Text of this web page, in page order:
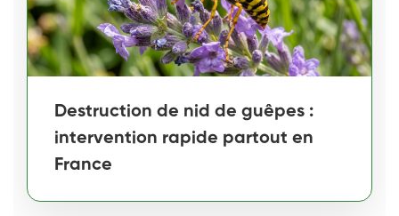
Destruction de nid de guêpes :
intervention rapide partout en
France